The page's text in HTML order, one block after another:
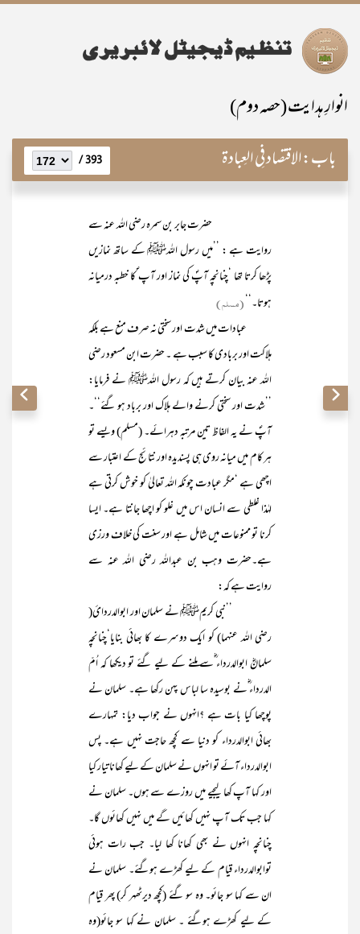
انوارِ ہدایت (حصہ دوم)
باب:الاقتصاد فِی العِبادۃ 393 /
حضرت جابر بن سمرہ رضی اللہ عنہ سے
روایت ہے : ’’میں رسول اللہﷺ کے ساتھ نمازیں
پڑھا کرتا تھا ‘چنانچہ آپؐ کی نماز اور آپ ؐکا خطبہ درمیانہ
ہوتا۔‘‘ (مسلم)
عبادات میں شدت اور سختی نہ صرف منع ہے بلکہ
ہلاکت اور بربادی کا سبب ہے ۔ حضرت ابن مسعود رضی
اللہ عنہ بیان کرتے ہیں کہ رسول اللہﷺ نے فرمایا:
’’شدت اور سختی کرنے والے ہلاک اور برباد ہو گئے‘‘۔
آپؐ نے یہ الفاظ تین مرتبہ دہرائے۔ (مسلم) ویسے تو
ہر کام میں میانہ روی ہی پسندیدہ اور نتائج کے اعتبار سے
اچھی ہے ‘مگر عبادت چونکہ اللہ تعالیٰ کو خوش کرتی ہے
لہٰذا غلطی سے انسان اس میں غلو کو اچھا جانتا ہے۔ ایسا
کرنا تو ممنوعات میں شامل ہے اور سنت کی خلاف ورزی
ہے۔حضرت وہب بن عبداللہ رضی اللہ عنہ سے
روایت ہے کہ:
’’نبی کریمﷺ نے سلمان اور ابوالدردائ(
رضی اللہ عنہما) کو ایک دوسرے کا بھائی بنایا‘چنانچہ
سلمانؓ ابوالدرداء ؓسے ملنے کے لیے گئے تو دیکھا کہ اُمّ
الدرداء ؓنے بوسیدہ سا لباس پہن رکھا ہے۔ سلمان نے
پوچھا کیا بات ہے ؟انہوں نے جواب دیا: تمہارے
بھائی ابوالدرداء کو دنیا سے کچھ حاجت نہیں ہے۔ پس
ابوالدرداء آئے تو انہوں نے سلمان کے لیے کھانا تیار کیا
اور کہا آپ کھا لیجیے میں روزے سے ہوں۔ سلمان نے
کہا جب تک آپ نہیں کھائیں گے میں نہیں کھائوں گا۔
چنانچہ انہوں نے بھی کھانا کھا لیا۔ جب رات ہوئی
توابوالدرداء قیام کے لیے کھڑے ہوگئے۔ سلمان نے
ان سے کہا سو جائو۔ وہ سو گئے (کچھ دیرٹھہر کر) پھر قیام
کے لیے کھڑے ہوگئے ۔ سلمان نے کہا سو جائو(وہ